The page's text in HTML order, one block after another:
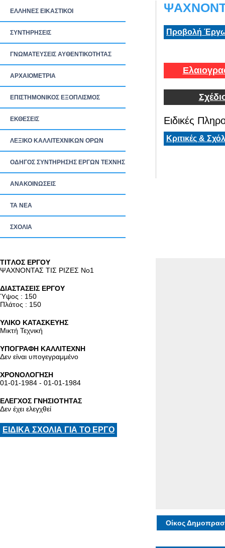
ΕΛΛΗΝΕΣ ΕΙΚΑΣΤΙΚΟΙ
ΣΥΝΤΗΡΗΣΕΙΣ
ΓΝΩΜΑΤΕΥΣΕΙΣ ΑΥΘΕΝΤΙΚΟΤΗΤΑΣ
ΑΡΧΑΙΟΜΕΤΡΙΑ
ΕΠΙΣΤΗΜΟΝΙΚΟΣ ΕΞΟΠΛΙΣΜΟΣ
ΕΚΘΕΣΕΙΣ
ΛΕΞΙΚΟ ΚΑΛΛΙΤΕΧΝΙΚΩΝ ΟΡΩΝ
ΟΔΗΓΟΣ ΣΥΝΤΗΡΗΣΗΣ ΕΡΓΩΝ ΤΕΧΝΗΣ
ΑΝΑΚΟΙΝΩΣΕΙΣ
ΤΑ ΝEΑ
ΣΧΟΛΙΑ
Προβολή
Ειδικές
Κριτικές &
TITΛΟΣ ΕΡΓΟΥ
ΨΑΧΝΟΝΤΑΣ ΤΙΣ ΡΙΖΕΣ Νο1
ΔΙΑΣΤΑΣΕΙΣ ΕΡΓΟΥ
Ύψος : 150
Πλάτος : 150
ΥΛΙΚΟ ΚΑΤΑΣΚΕΥΗΣ
Μικτή Τεχνική
ΥΠΟΓΡΑΦΗ ΚΑΛΛΙΤΕΧΝΗ
Δεν είναι υπογεγραμμένο
ΧΡΟΝΟΛΟΓΗΣΗ
01-01-1984 - 01-01-1984
ΕΛΕΓΧΟΣ ΓΝΗΣΙΟΤΗΤΑΣ
Δεν έχει ελεγχθεί
ΕΙΔΙΚΑ ΣΧΟΛΙΑ ΓΙΑ ΤΟ ΕΡΓΟ
Οίκος